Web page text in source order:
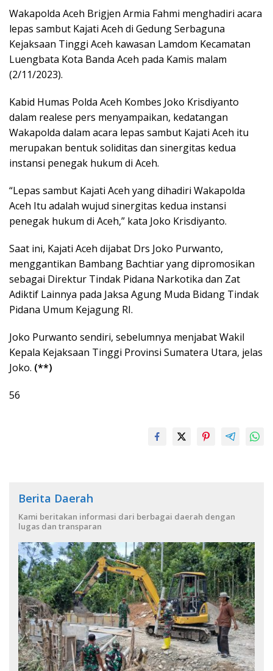
Wakapolda Aceh Brigjen Armia Fahmi menghadiri acara
lepas sambut Kajati Aceh di Gedung Serbaguna
Kejaksaan Tinggi Aceh kawasan Lamdom Kecamatan
Luengbata Kota Banda Aceh pada Kamis malam
(2/11/2023).
Kabid Humas Polda Aceh Kombes Joko Krisdiyanto
dalam realese pers menyampaikan, kedatangan
Wakapolda dalam acara lepas sambut Kajati Aceh itu
merupakan bentuk soliditas dan sinergitas kedua
instansi penegak hukum di Aceh.
“Lepas sambut Kajati Aceh yang dihadiri Wakapolda
Aceh Itu adalah wujud sinergitas kedua instansi
penegak hukum di Aceh,” kata Joko Krisdiyanto.
Saat ini, Kajati Aceh dijabat Drs Joko Purwanto,
menggantikan Bambang Bachtiar yang dipromosikan
sebagai Direktur Tindak Pidana Narkotika dan Zat
Adiktif Lainnya pada Jaksa Agung Muda Bidang Tindak
Pidana Umum Kejagung RI.
Joko Purwanto sendiri, sebelumnya menjabat Wakil
Kepala Kejaksaan Tinggi Provinsi Sumatera Utara, jelas
Joko. (**)
56
Berita Daerah
Kami beritakan informasi dari berbagai daerah dengan
lugas dan transparan